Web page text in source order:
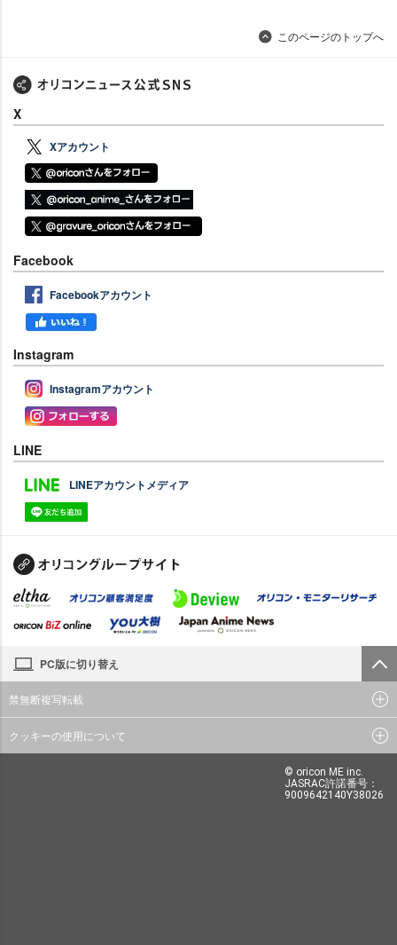
このページのトップへ
X
Xアカウント
Facebook
Facebookアカウント
Instagram
Instagramアカウント
LINE
LINEアカウントメディア
PC版に切り替え
禁無断複写転載
クッキーの使用について
© oricon ME inc.
JASRAC許諾番号：
9009642140Y38026